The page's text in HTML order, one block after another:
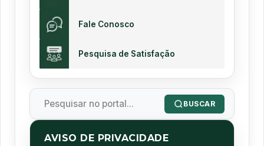
Fale Conosco
Pesquisa de Satisfação
BUSCAR
AVISO DE PRIVACIDADE